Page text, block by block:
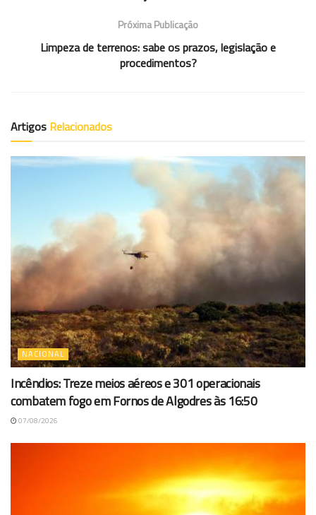
Próxima Publicação
Limpeza de terrenos: sabe os prazos, legislação e
procedimentos?
Artigos Relacionados
NACIONAL
Incêndios: Treze meios aéreos e 301 operacionais
combatem fogo em Fornos de Algodres às 16:50
07/08/2026